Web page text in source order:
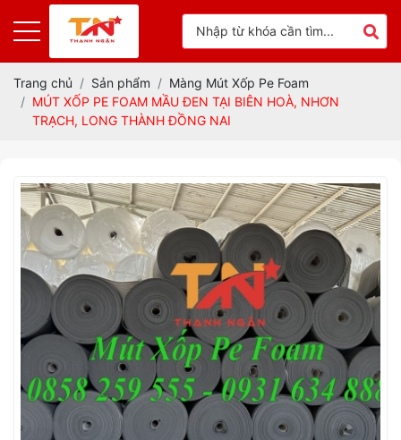
Trang chủ Sản phẩm
Màng Mút Xốp Pe Foam
MÚT XỐP PE FOAM MẦU ĐEN TẠI BIÊN HOÀ, NHƠN
TRẠCH, LONG THÀNH ĐỒNG NAI